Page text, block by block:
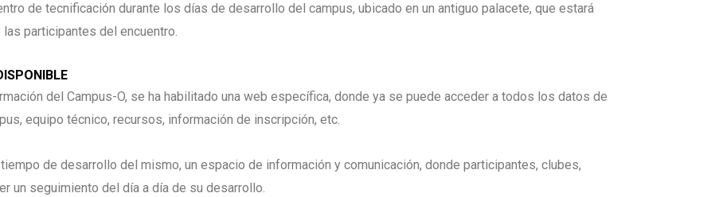
de tecnificación durante los días de desarrollo del campus, ubicado en un antiguo palacete, que estará
participantes del encuentro.
del Campus-O, se ha habilitado una web específica, donde ya se puede acceder a todos los datos de
equipo técnico, recursos, información de inscripción, etc.
de desarrollo del mismo, un espacio de información y comunicación, donde participantes, clubes,
un seguimiento del día a día de su desarrollo.